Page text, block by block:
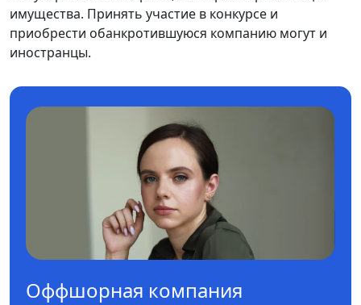
имущества. Принять участие в конкурсе и
приобрести обанкротившуюся компанию могут и
иностранцы.
Оффшорная компания